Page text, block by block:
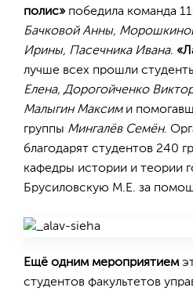
полис»победила команда
Бачковой Анны,
Ирины, Пасечника Ивана.
лучше всех прошли
Елена, Дорогойченко
Малыгин Максими
группы Мингалёв Семён.
благодарят студентов 240
кафедры истории и теории
Брусиловскую М.Е. за
Ещё одним мероприятием
студентов факультетов